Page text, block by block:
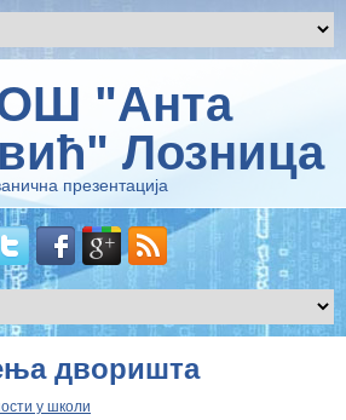
"Анта
Лозница
презентација
дворишта
у школи